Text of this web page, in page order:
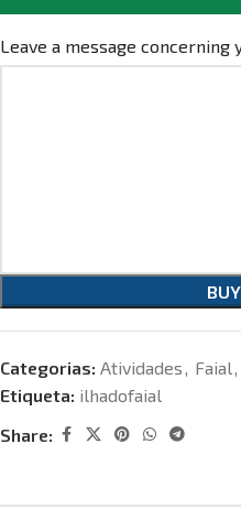
Leave a message concerning
Categorias: Atividades, Faial,
Etiqueta: ilhadofaial
Share: